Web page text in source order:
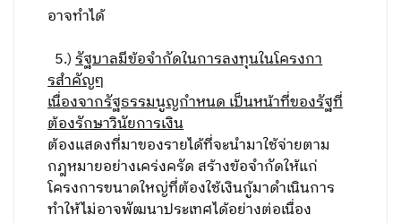
อาจทำได้
5.)รัฐบาลมีข้อจำกัดในการลงทุนในโครงกา
รสำคัญๆ
เนื่องจากรัฐธรรมนูญกำหนด เป็นหน้าที่ของรัฐที่
ต้องรักษาวินัยการเงิน
ต้องแสดงที่มาของรายได้ที่จะนำมาใช้จ่ายตาม
กฎหมายอย่างเคร่งครัด สร้างข้อจำกัดให้แก่
โครงการขนาดใหญ่ที่ต้องใช้เงินกู้มาดำเนินการ
ทำให้ไม่อาจพัฒนาประเทศได้อย่างต่อเนื่อง